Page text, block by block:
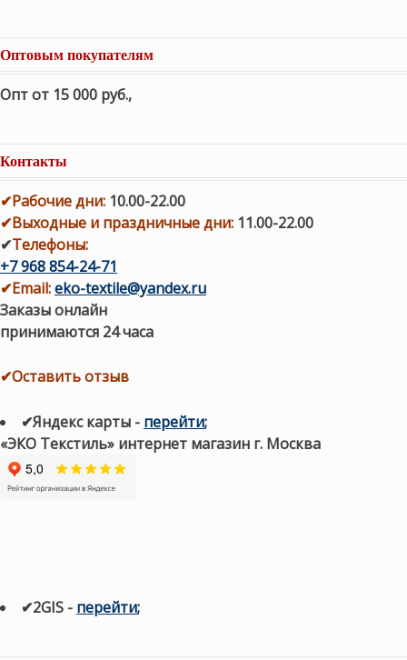
Оптовым покупателям
Опт от 15 000 руб.,
Контакты
✔Рабочие дни: 10.00-22.00
✔Выходные и праздничные дни: 11.00-22.00
✔Телефоны:
+7 968 854-24-71
✔Email:eko-textile@yandex.ru
Заказы онлайн
принимаются 24 часа
✔Оставить отзыв
✔Яндекс карты - перейти;
«ЭКО Текстиль» интернет магазин г. Москва
✔2GIS - перейти;